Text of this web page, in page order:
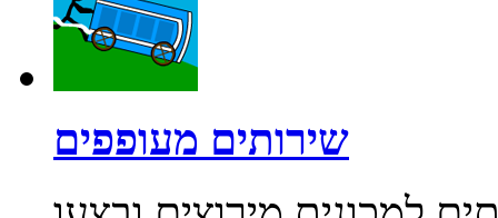
שירותים מעופפים